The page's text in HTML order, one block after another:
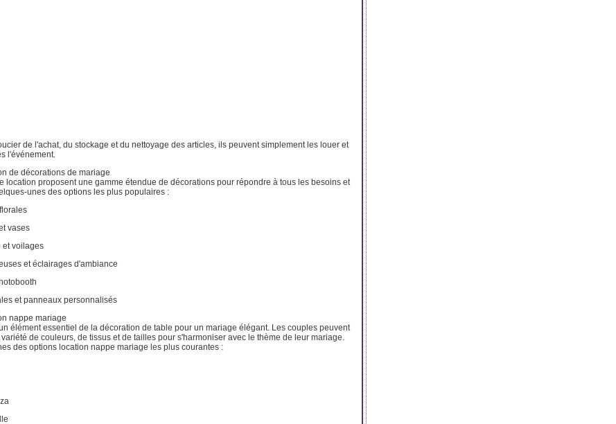
de l'achat, du stockage et du nettoyage des articles, ils peuvent simplement les louer et
l'événement.
de décorations de mariage
location proposent une gamme étendue de décorations pour répondre à tous les besoins et
unes des options les plus populaires :
vases
et voilages
et éclairages d'ambiance
et panneaux personnalisés
nappe mariage
élément essentiel de la décoration de table pour un mariage élégant. Les couples peuvent
de couleurs, de tissus et de tailles pour s'harmoniser avec le thème de leur mariage.
des options location nappe mariage les plus courantes :